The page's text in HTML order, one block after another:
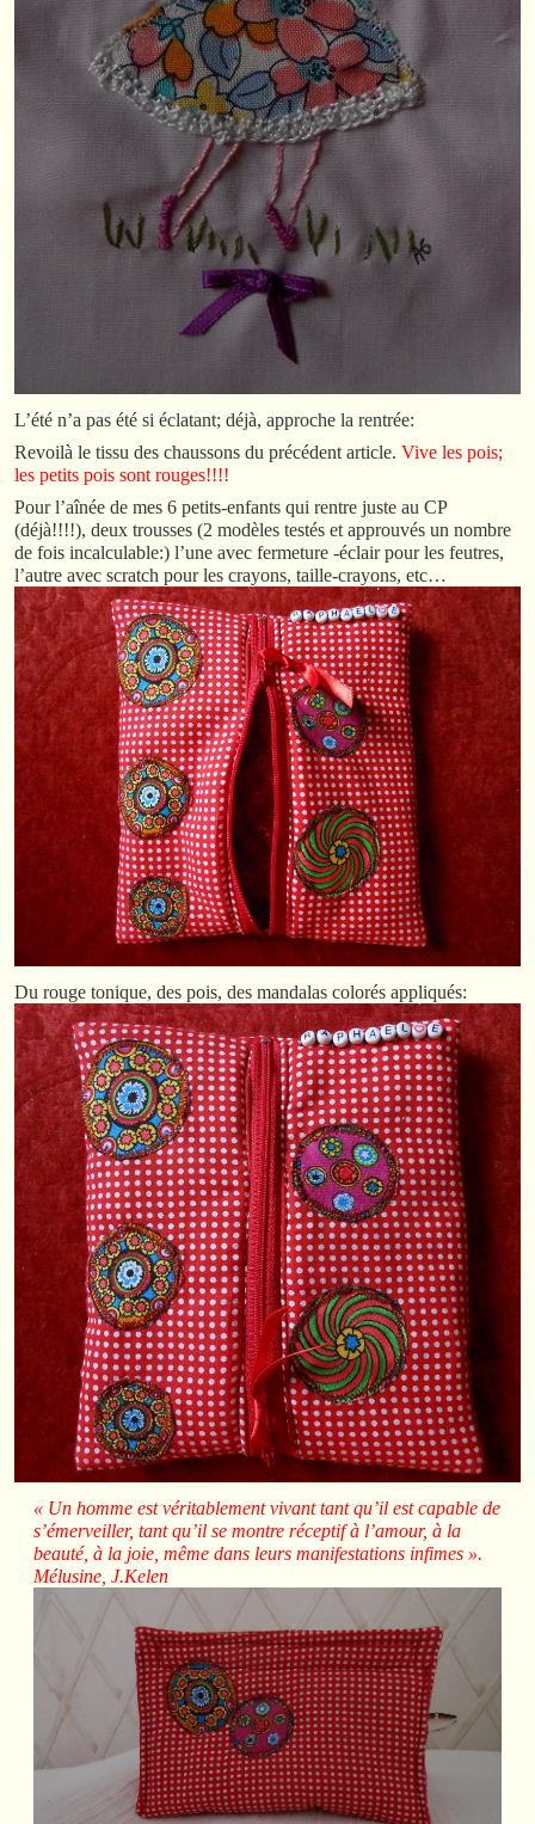
L’été n’a pas été si éclatant; déjà, approche la rentrée:
Revoilà le tissu des chaussons du précédent article. Vive les pois;
les petits pois sont rouges!!!!
Pour l’aînée de mes 6 petits-enfants qui rentre juste au CP
(déjà!!!!), deux trousses (2 modèles testés et approuvés un nombre
de fois incalculable:) l’une avec fermeture -éclair pour les feutres,
l’autre avec scratch pour les crayons, taille-crayons, etc…
Du rouge tonique, des pois, des mandalas colorés appliqués:
« Un homme est véritablement vivant tant qu’il est capable de
s’émerveiller, tant qu’il se montre réceptif à l’amour, à la
beauté, à la joie, même dans leurs manifestations infimes ».
Mélusine, J.Kelen